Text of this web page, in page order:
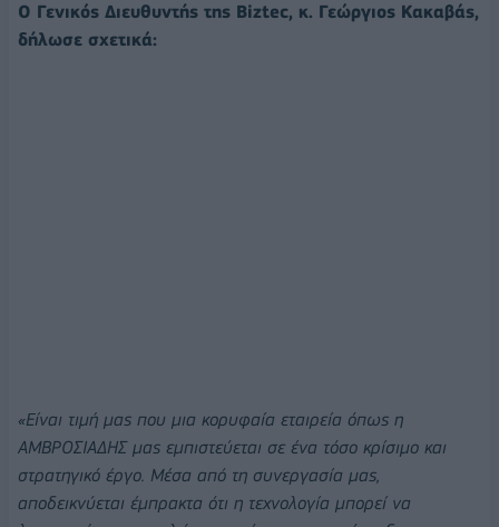
Ο Γενικός Διευθυντής της Biztec, κ. Γεώργιος Κακαβάς,
δήλωσε σχετικά:
«Είναι τιμή μας που μια κορυφαία εταιρεία όπως η
ΑΜΒΡΟΣΙΑΔΗΣ μας εμπιστεύεται σε ένα τόσο κρίσιμο και
στρατηγικό έργο. Μέσα από τη συνεργασία μας,
αποδεικνύεται έμπρακτα ότι η τεχνολογία μπορεί να